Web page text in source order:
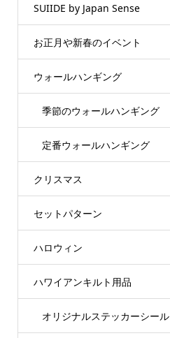
SUIIDE by Japan Sense
お正月や新春のイベント
ウォールハンギング
季節のウォールハンギング
定番ウォールハンギング
クリスマス
セットパターン
ハロウィン
ハワイアンキルト用品
オリジナルステッカーシール